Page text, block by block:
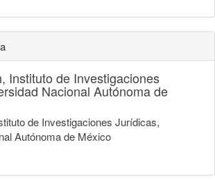
Instituto de Investigaciones
Nacional Autónoma de
de Investigaciones Jurídicas,
Autónoma de México